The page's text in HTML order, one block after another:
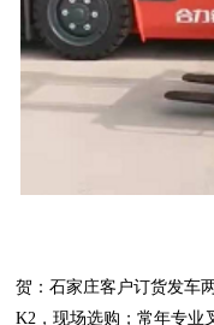
贺：石家庄客户订货发车
K2，现场选购；常年专业